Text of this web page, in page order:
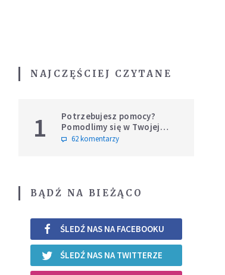
NAJCZĘŚCIEJ CZYTANE
1
Potrzebujesz pomocy?
Pomodlimy się w Twojej
intencji
62 komentarzy
BĄDŹ NA BIEŻĄCO
ŚLEDŹ NAS NA FACEBOOKU
ŚLEDŹ NAS NA TWITTERZE